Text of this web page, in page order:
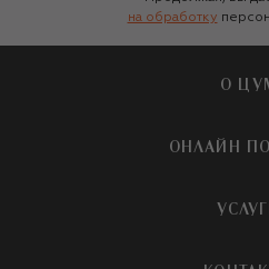
на обработку
О
О
Бутики и
ОНЛАЙН